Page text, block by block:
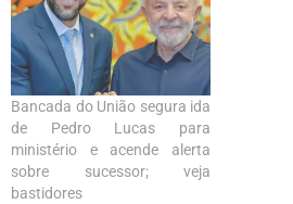
Bancada do União segura ida
de Pedro Lucas para
ministério e acende alerta
sobre sucessor; veja
bastidores